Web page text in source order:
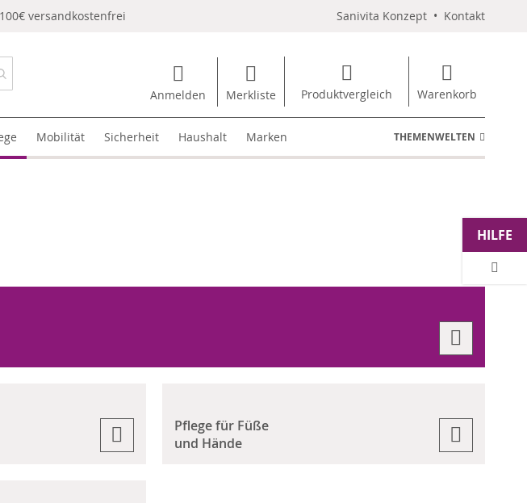
versandkostenfrei Sanivita Konzept • Kontakt
Anmelden Merkliste Produktvergleich Warenkorb
Mobilität Sicherheit Haushalt Marken THEMENWELTEN
Pflege für Füße
und Hände
HILFE